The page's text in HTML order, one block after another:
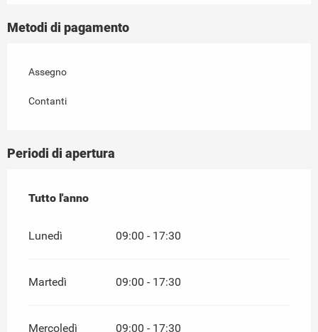
Metodi di pagamento
Assegno
Contanti
Periodi di apertura
Tutto l'anno
Tutto l'anno
Lunedì 09:00 - 17:30
Martedì 09:00 - 17:30
Mercoledì 09:00 - 17:30